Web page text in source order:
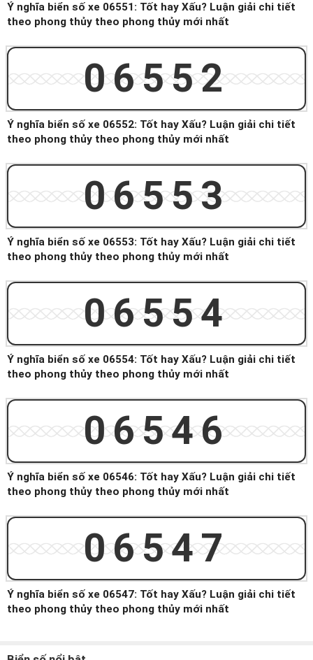
Ý nghĩa biển số xe 06551: Tốt hay Xấu? Luận giải chi tiết
theo phong thủy theo phong thủy mới nhất
06552
Ý nghĩa biển số xe 06552: Tốt hay Xấu? Luận giải chi tiết
theo phong thủy theo phong thủy mới nhất
06553
Ý nghĩa biển số xe 06553: Tốt hay Xấu? Luận giải chi tiết
theo phong thủy theo phong thủy mới nhất
06554
Ý nghĩa biển số xe 06554: Tốt hay Xấu? Luận giải chi tiết
theo phong thủy theo phong thủy mới nhất
06546
Ý nghĩa biển số xe 06546: Tốt hay Xấu? Luận giải chi tiết
theo phong thủy theo phong thủy mới nhất
06547
Ý nghĩa biển số xe 06547: Tốt hay Xấu? Luận giải chi tiết
theo phong thủy theo phong thủy mới nhất